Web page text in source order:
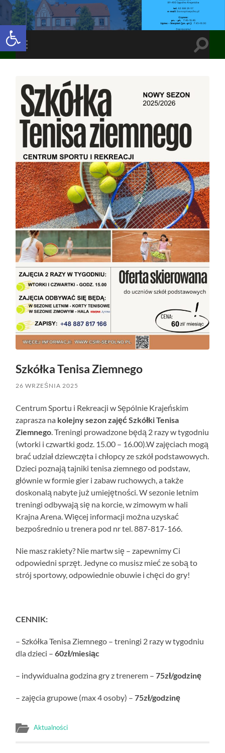
Open toolbar
Toggle
mobile
Toggle
Szkółka Tenisa Ziemnego
26 WRZEŚNIA 2025
Centrum Sportu i Rekreacji w Sępólnie Krajeńskim
zaprasza na kolejny sezon zajęć Szkółki Tenisa
Ziemnego. Treningi prowadzone będą 2 razy w tygodniu
(wtorki i czwartki godz. 15.00 – 16.00).W zajęciach mogą
brać udział dziewczęta i chłopcy ze szkół podstawowych.
Dzieci poznają tajniki tenisa ziemnego od podstaw,
głównie w formie gier i zabaw ruchowych, a także
doskonalą nabyte już umiejętności.W sezonie letnim
treningi odbywają się na korcie, w zimowym w hali
Krajna Arena. Więcej informacji można uzyskać
bezpośrednio u trenera pod nr tel. 887-817-166.
Nie masz rakiety? Nie martw się – zapewnimy Ci
odpowiedni sprzęt. Jedyne co musisz mieć ze sobą to
strój sportowy, odpowiednie obuwie i chęci do gry!
CENNIK:
– Szkółka Tenisa Ziemnego – treningi 2 razy w tygodniu
dla dzieci –60zł/miesiąc
– indywidualna godzina gry z trenerem – 75zł/godzinę
– zajęcia grupowe (max 4 osoby) –75zł/godzinę
Aktualności